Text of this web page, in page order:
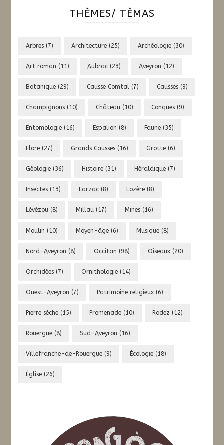
THÈMES/ TÈMAS
Arbres (7) Architecture (25) Archéologie (30)
Art roman (11) Aubrac (23) Aveyron (12)
Botanique (29) Causse Comtal (7) Causses (9)
Champignons (10) Château (10) Conques (9)
Entomologie (16) Espalion (8) Faune (35)
Flore (27) Grands Causses (16) Grotte (6)
Géologie (36) Histoire (31) Héraldique (7)
Insectes (13) Larzac (8) Lozère (8)
Lévézou (8) Millau (17) Mines (16)
Moulin (10) Moyen-âge (6) Musique (8)
Nord-Aveyron (8) Occitan (98) Oiseaux (20)
Orchidées (7) Ornithologie (14)
Ouest-Aveyron (7) Patrimoine religieux (6)
Pierre sèche (15) Promenade (10) Rodez (12)
Rouergue (8) Sud-Aveyron (16)
Villefranche-de-Rouergue (9) Écologie (18)
Église (26)